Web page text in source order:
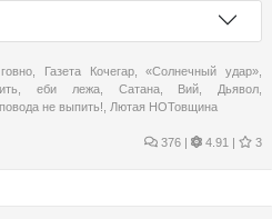
Газета Кочегар,«Солнечный удар»
,еби лежа, Сатана, Вий Дьявол
не выпить! Лютая НОТовщина
376 | 4.91 | 3